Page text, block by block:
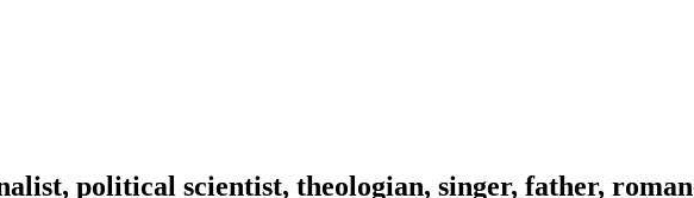
political scientist, theologian, singer, father,